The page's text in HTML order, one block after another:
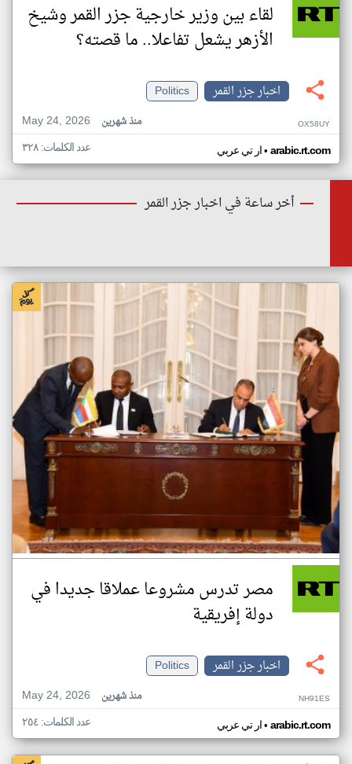
لقاء بين وزير خارجية جزر القمر وشيخ
الأزهر يشعل تفاعلا.. ما قصته؟
اخبار جزر القمر
Politics
May 24, 2026
منذ شهرين OX58UY
ار تي عربي• arabic.rt.com عدد الكلمات: ٣٢٨
أخر ساعة في اخبار جزر القمر
مصر تدرس مشروعا عملاقا جديدا في
دولة إفريقية
اخبار جزر القمر
Politics
May 24, 2026
منذ شهرين NH91ES
ار تي عربي• arabic.rt.com عدد الكلمات: ٢٥٤